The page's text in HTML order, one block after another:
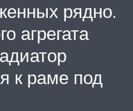
рядно.
агрегата
к раме под